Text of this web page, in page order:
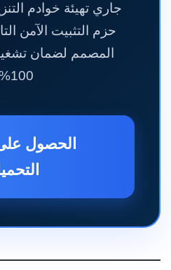
جاري تهيئة خوادم
حزم التثبيت الآمن
المصمم لضمان
100%.
الحصول